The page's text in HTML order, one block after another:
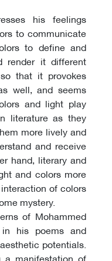
his feelings
to communicate
to define and
render it different
that it provokes
well, and seems
and light play
literature as they
more lively and
and receive
hand, literary and
and colors more
of colors
mystery.
of Mohammed
his poems and
potentials.